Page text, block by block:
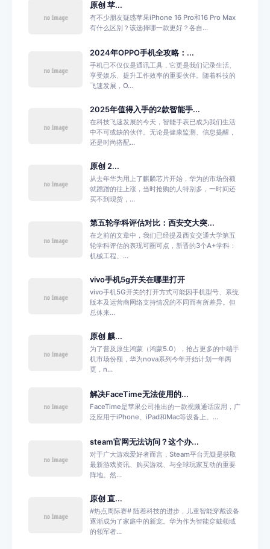
原创 苹...
有不少朋友疑惑苹果iPhone 16 Pro和16 Pro Max
有什么区别？该选择哪一款更好？各自...
2024年OPPO手机全攻略：...
手机已不仅仅是通讯工具，它更是我们记录生活、
享受娱乐、提升工作效率的重要伙伴。随着科技的
飞速发展，O...
2025年值得入手的2款智能手...
在科技飞速发展的今天，智能手表已成为我们生活
中不可或缺的伙伴。无论是健康监测、信息提醒，
还是时尚搭配...
原创 2...
从去年华为用上了麒麟芯片开始，华为的市场份额
就蹭蹭的往上涨，当时抢购的人特别多，一时间还
买不到现货，...
第五轮学科评估对比：西安交大突...
在之前的文章中，我们已经提及西安交通大学第五
轮学科评估的表现可圈可点，新晋的3个A+学科：
机械工程、...
vivo手机5g开关在哪里打开
vivo手机5G开关的打开方式可能因手机型号、系统
版本及运营商网络支持情况的不同而有所差异。但
总体来...
原创 麒...
为了普及原生鸿蒙（鸿蒙5.0），抢占更多的中端手
机市场份额，华为nova系列今年开始计划一年两
更，n...
解决FaceTime无法使用的...
FaceTime是苹果公司推出的一款视频通话应用，广
泛应用于iPhone、iPad和Mac等设备上。...
steam官网无法访问？这个办...
对于广大游戏爱好者而言，Steam平台无疑是获取
最新游戏资讯、购买游戏、与全球玩家互动的重要
阵地。然...
原创 直...
#热点周际赛# 随着科技的进步，儿童智能穿戴设备
逐渐成为了家庭中的新宠。华为作为智能穿戴领域
的领军者...